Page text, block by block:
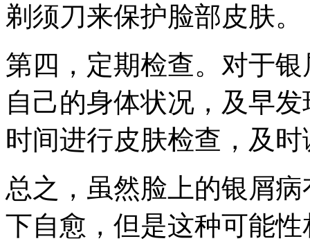
剃须刀来保护脸部皮肤。
第四，定期检查。对于
自己的身体状况，及早
时间进行皮肤检查，及
总之，虽然脸上的银屑
下自愈，但是这种可能